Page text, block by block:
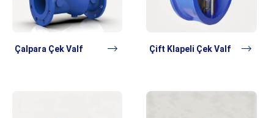
Çalpara Çek Valf Çift Klapeli Çek Valf